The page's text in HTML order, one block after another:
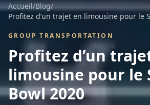
Accueil/Blog/
Profitez d’un trajet en limousine pour le
GROUP TRANSPORTATION
Profitez d’un
limousine pour le
Bowl 2020